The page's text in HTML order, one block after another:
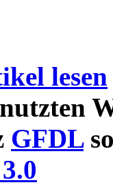
lesen
GFDL